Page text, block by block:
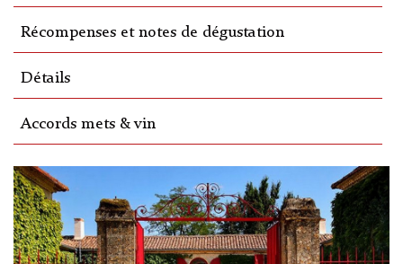
Récompenses et notes de dégustation
Détails
Accords mets & vin